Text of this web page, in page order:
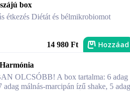
box
étkezés Diétát és bélmikrobiomot
14 980 Ft Hozzáad
OLCSÓBB! A box tartalma: 6 adag
adag málnás-marcipán ízű shake, 5 adag